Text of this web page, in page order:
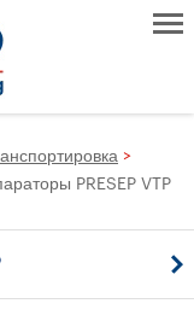
>
PRESEP VTP